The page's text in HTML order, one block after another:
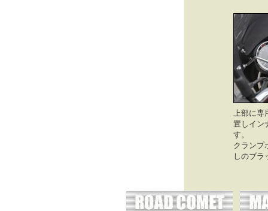
上部に専
置しイン
す。
クランプ
しのブラ